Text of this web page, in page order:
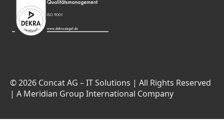
© 2026 Concat AG – IT Solutions | All Rights Reserved
| A Meridian Group International Company